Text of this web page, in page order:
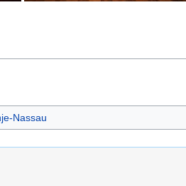
Nassau